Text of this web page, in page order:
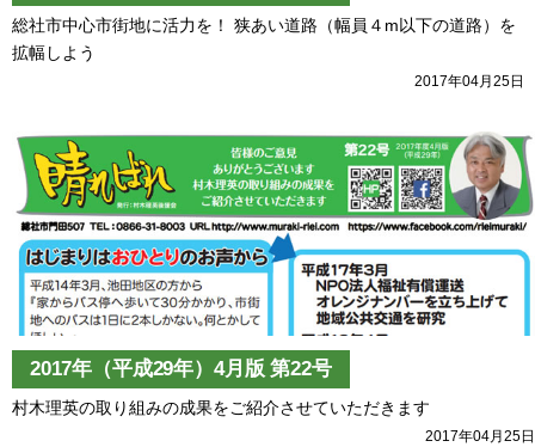
総社市中心市街地に活力を！ 狭あい道路（幅員４m以下の道路）を
拡幅しよう
2017年04月25日
2017年（平成29年）4月版 第22号
村木理英の取り組みの成果をご紹介させていただきます
2017年04月25日